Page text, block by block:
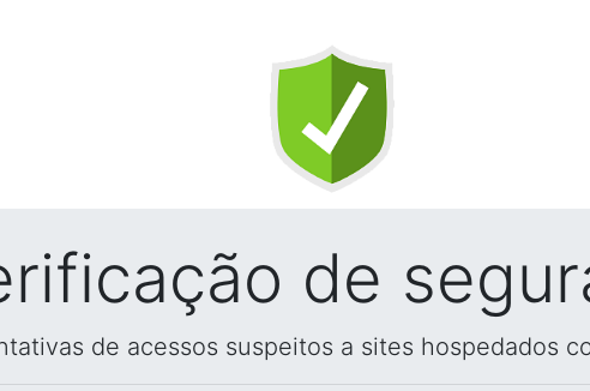
de
de acessos suspeitos a sites hospedados